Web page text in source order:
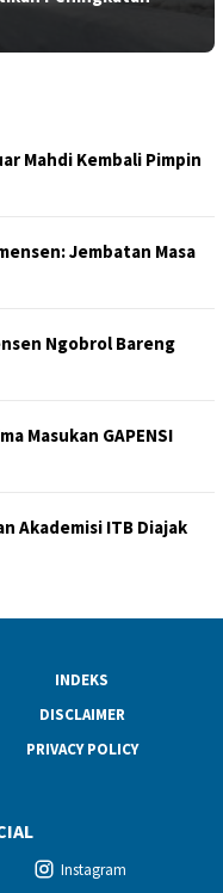
Mahdi Kembali Pimpin
Jembatan Masa
Ngobrol Bareng
Masukan GAPENSI
Akademisi ITB Diajak
INDEKS
DISCLAIMER
PRIVACY POLICY
Instagram